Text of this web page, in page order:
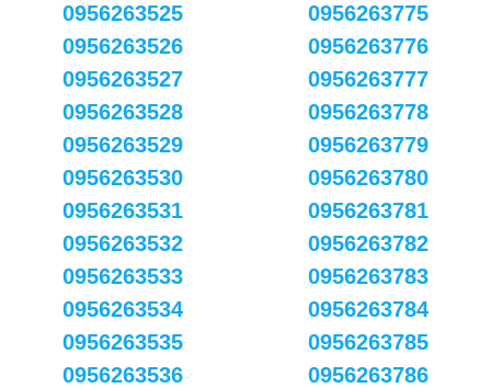
0956263525
0956263526
0956263527
0956263528
0956263529
0956263530
0956263531
0956263532
0956263533
0956263534
0956263535
0956263536
0956263775
0956263776
0956263777
0956263778
0956263779
0956263780
0956263781
0956263782
0956263783
0956263784
0956263785
0956263786